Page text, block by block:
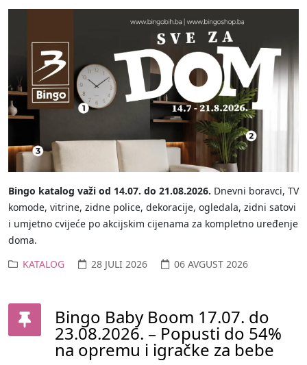
Bingo katalog važi od 14.07. do 21.08.2026. Dnevni boravci, TV
komode, vitrine, zidne police, dekoracije, ogledala, zidni satovi
i umjetno cvijeće po akcijskim cijenama za kompletno uređenje
doma.
KATALOG
28 JULI 2026 06 AVGUST 2026
Bingo Baby Boom 17.07. do
23.08.2026. – Popusti do 54%
na opremu i igračke za bebe